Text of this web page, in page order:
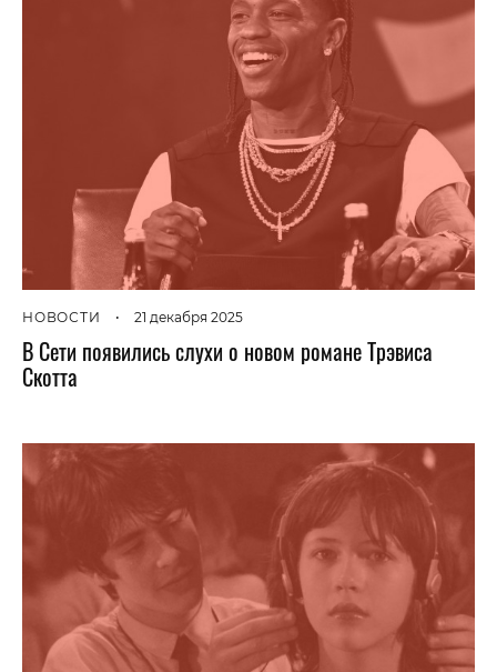
НОВОСТИ • 21 декабря 2025
В Сети появились слухи о новом романе Трэвиса
Скотта